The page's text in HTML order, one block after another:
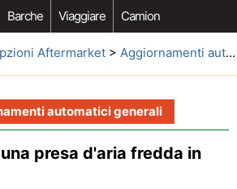
Barche Viaggiare Camion
Auto Car Opzioni Aftermarket
Aftermarket> Aggiornamenti automatici generali
automatici generali
presa d'aria fredda in